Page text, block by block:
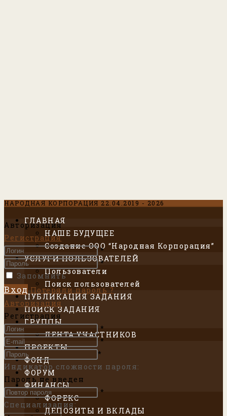
НАРОДНАЯ КОРПОРАЦИЯ 22.04.2019 - 2026
ГЛАВНАЯ
НАШЕ БУДУЩЕЕ
Создание ООО “Народная Корпорация”
УСЛУГИ ПОЛЬЗОВАТЕЛЕЙ
Пользователи
Поиск пользователей
ПУБЛИКАЦИЯ ЗАДАНИЯ
ПОИСК ЗАДАНИЯ
ГРУППЫ
ЛЕНТА УЧАСТНИКОВ
ПРОЕКТЫ
ФОНД
ФОРУМ
ФИНАНСЫ
ФОРЕКС
ДЕПОЗИТЫ И ВКЛАДЫ
Авторизация
Регистрация
*
*
Запомнить
Вход Потеряли пароль ?
Авторизация
Регистрация
*
*
*
Индикатор сложности пароля:
Пароль не введен
*
Специализация :